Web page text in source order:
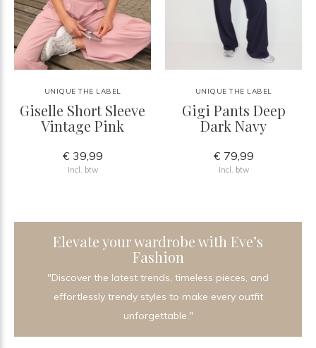
UNIQUE THE LABEL
Giselle Short Sleeve
Vintage Pink
€ 39,99
Incl. btw
UNIQUE THE LABEL
Gigi Pants Deep
Dark Navy
€ 79,99
Incl. btw
Elevate your wardrobe with Eve’s
Fashion
"Discover the latest trends, timeless pieces, and
effortlessly trendy styles to make every outfit
unforgettable."